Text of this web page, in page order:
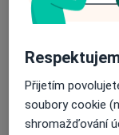
Detaily
Ošetření
Detaily
Ošetření zubního
Přijetím
soubory cookie
shromažďování